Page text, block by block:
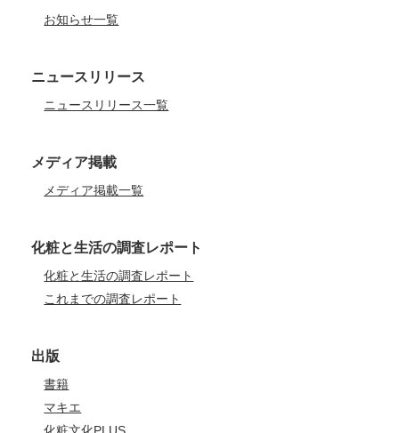
お知らせ一覧
ニュースリリース
ニュースリリース一覧
メディア掲載
メディア掲載一覧
化粧と生活の調査レポート
化粧と生活の調査レポート
これまでの調査レポート
出版
書籍
マキエ
化粧文化PLUS